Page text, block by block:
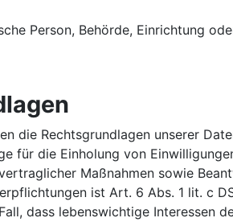
Person, Behörde, Einrichtung
die Rechtsgrundlagen unserer
für die Einholung von
Maßnahmen sowie
ist Art. 6 Abs. 1 lit. c
dass lebenswichtige